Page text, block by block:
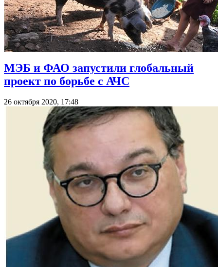
МЭБ и ФАО запустили глобальный
проект по борьбе с АЧС
26 октября 2020, 17:48